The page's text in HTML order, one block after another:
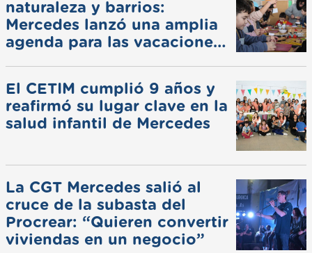
naturaleza y barrios:
Mercedes lanzó una amplia
agenda para las vacaciones
El CETIM cumplió 9 años y
reafirmó su lugar clave en la
salud infantil de Mercedes
La CGT Mercedes salió al
cruce de la subasta del
Procrear: “Quieren convertir
viviendas en un negocio”